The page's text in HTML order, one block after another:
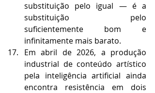
substituição pelo igual — é a
substituição pelo
suficientemente bom e
infinitamente mais barato.
Em abril de 2026, a produção
industrial de conteúdo artístico
pela inteligência artificial ainda
encontra resistência em dois